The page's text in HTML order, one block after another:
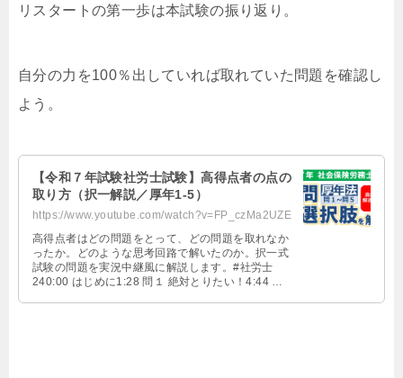
リスタートの第一歩は本試験の振り返り。
自分の力を100％出していれば取れていた問題を確認し
よう。
【令和７年試験社労士試験】高得点者の点の
取り方（択一解説／厚年1-5）
https://www.youtube.com/watch?v=FP_czMa2UZE
高得点者はどの問題をとって、どの問題を取れなか
ったか。どのような思考回路で解いたのか。択一式
試験の問題を実況中継風に解説します。#社労士
240:00 はじめに1:28 問１ 絶対とりたい！4:44 問